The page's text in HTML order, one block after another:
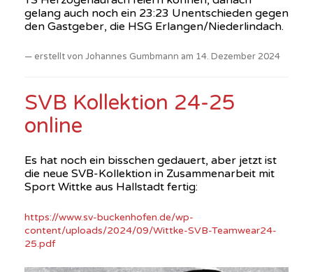
gelang auch noch ein 23:23 Unentschieden gegen
den Gastgeber, die HSG Erlangen/Niederlindach.
erstellt von Johannes Gumbmann am 14. Dezember 2024
SVB Kollektion 24-25
online
Es hat noch ein bisschen gedauert, aber jetzt ist
die neue SVB-Kollektion in Zusammenarbeit mit
Sport Wittke aus Hallstadt fertig:
https://www.sv-buckenhofen.de/wp-
content/uploads/2024/09/Wittke-SVB-Teamwear24-
25.pdf